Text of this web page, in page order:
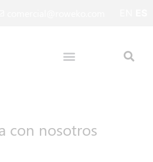
con nosotros